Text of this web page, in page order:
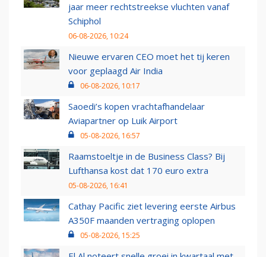
jaar meer rechtstreekse vluchten vanaf
Schiphol
06-08-2026, 10:24
Nieuwe ervaren CEO moet het tij keren
voor geplaagd Air India
06-08-2026, 10:17
Saoedi’s kopen vrachtafhandelaar
Aviapartner op Luik Airport
05-08-2026, 16:57
Raamstoeltje in de Business Class? Bij
Lufthansa kost dat 170 euro extra
05-08-2026, 16:41
Cathay Pacific ziet levering eerste Airbus
A350F maanden vertraging oplopen
05-08-2026, 15:25